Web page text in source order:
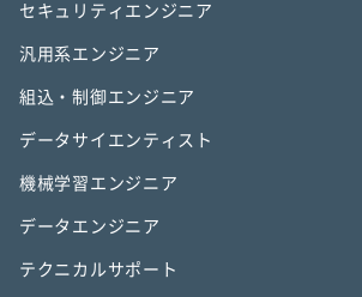
セキュリティエンジニア
汎用系エンジニア
組込・制御エンジニア
データサイエンティスト
機械学習エンジニア
データエンジニア
テクニカルサポート